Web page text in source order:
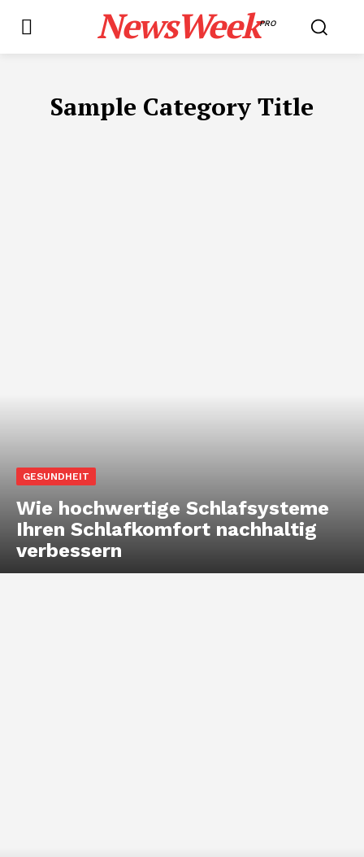
NewsWeekPRO
Sample Category Title
GESUNDHEIT
Wie hochwertige Schlafsysteme
Ihren Schlafkomfort nachhaltig
verbessern